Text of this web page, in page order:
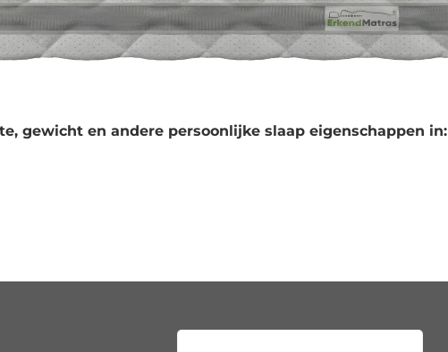
gewicht en andere persoonlijke slaap eigenschappen in: